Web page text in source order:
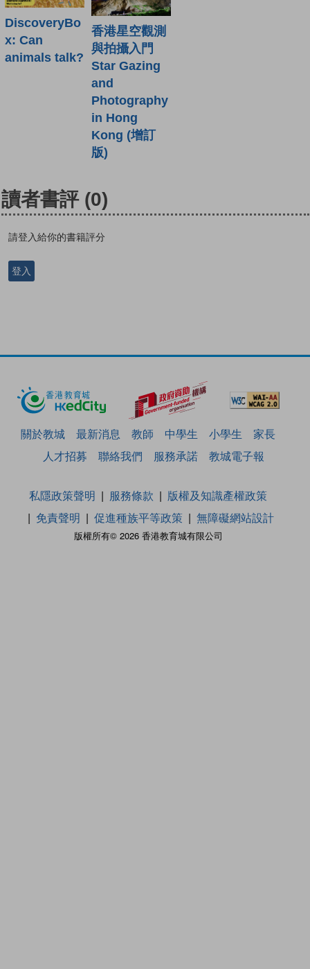
DiscoveryBo
x: Can
animals talk?
香港星空觀測
與拍攝入門
Star Gazing
and
Photography
in Hong
Kong (增訂
版)
讀者書評 (0)
請登入給你的書籍評分
登入
關於教城 最新消息 教師 中學生 小學生
家長
人才招募
聯絡我們 服務承諾 教城電子報
版權所有© 2026 香港教育城有限公司
私隱政策聲明 服務條款
版權及知識產權政策
免責聲明
促進種族平等政策 無障礙網站設計